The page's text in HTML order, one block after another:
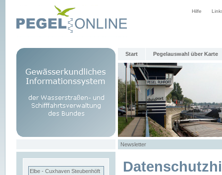
Hilfe
Start Pegelauswahl über Karte
Newsletter
Elbe - Cuxhaven Steubenhöft